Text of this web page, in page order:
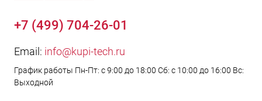
+7 (499) 704-26-01
Email: info@kupi-tech.ru
График работы Пн-Пт: с 9:00 до 18:00 Сб: с 10:00 до 16:00 Вс:
Выходной